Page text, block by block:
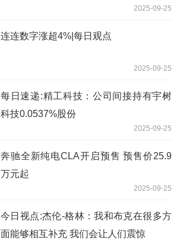
2025-09-25
连连数字涨超4%|每日观点
2025-09-25
每日速递:精工科技：公司间接持有宇树
科技0.0537%股份
2025-09-25
奔驰全新纯电CLA开启预售 预售价25.9
万元起
2025-09-25
今日视点:杰伦-格林：我和布克在很多方
面能够相互补充 我们会让人们震惊